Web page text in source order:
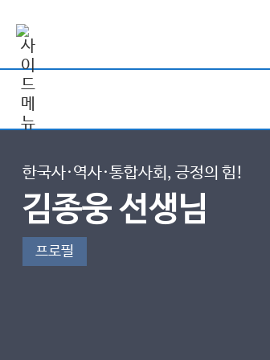
한국사·역사·통합사회, 긍정의 힘!
김종웅 선생님
프로필